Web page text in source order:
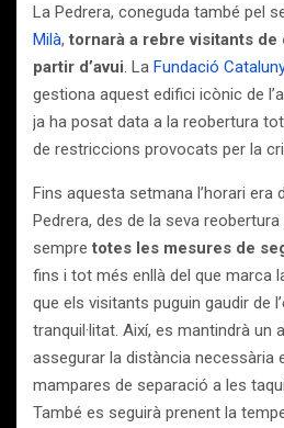
La Pedrera, coneguda també pel
Milà,tornarà a rebre visitants de
partir d’avui. La Fundació
gestiona aquest edifici icònic de
ja ha posat data a la reobertura
de restriccions provocats per la
Fins aquesta setmana l’horari era
Pedrera, des de la seva
sempretotes les mesures de
fins i tot més enllà del que marca
que els visitants puguin gaudir de
tranquil·litat. Així, es mantindrà
assegurar la distància necessària
mampares de separació a les
També es seguirà prenent la